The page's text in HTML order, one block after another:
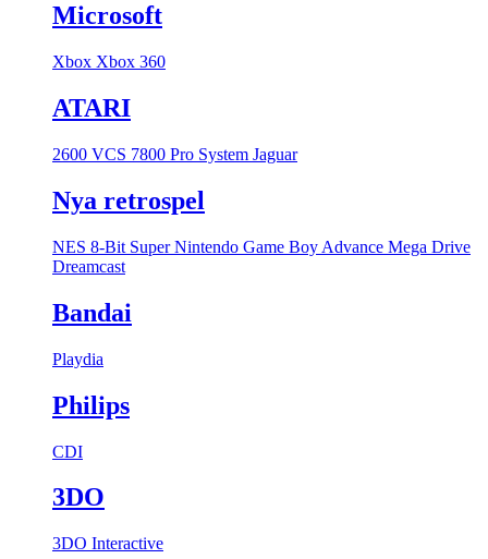
Microsoft
Xbox Xbox 360
ATARI
2600 VCS 7800 Pro System Jaguar
Nya retrospel
NES 8-Bit Super Nintendo Game Boy Advance Mega Drive
Dreamcast
Bandai
Playdia
Philips
CDI
3DO
3DO Interactive